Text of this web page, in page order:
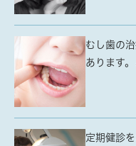
むし歯の
あります
定期健診